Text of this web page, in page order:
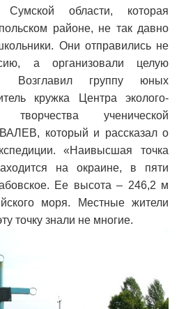
области, которая
районе, не так давно
Они отправились не
а организовали целую
Возглавил группу юных
кружка Центра эколого-
творчества ученической
который и рассказал о
«Наивысшая точка
на окраине, в пяти
Ее высота – 246,2 м
моря. Местные жители
точку знали не многие.